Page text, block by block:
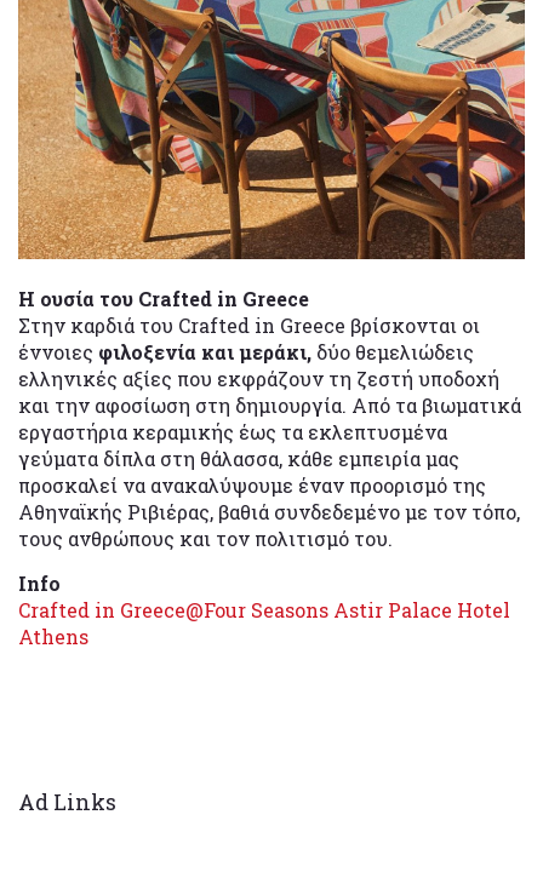
Η ουσία του Crafted in Greece
Στην καρδιά του Crafted in Greece βρίσκονται οι
έννοιες φιλοξενία και μεράκι, δύο θεμελιώδεις
ελληνικές αξίες που εκφράζουν τη ζεστή υποδοχή
και την αφοσίωση στη δημιουργία. Από τα βιωματικά
εργαστήρια κεραμικής έως τα εκλεπτυσμένα
γεύματα δίπλα στη θάλασσα, κάθε εμπειρία μας
προσκαλεί να ανακαλύψουμε έναν προορισμό της
Αθηναϊκής Ριβιέρας, βαθιά συνδεδεμένο με τον τόπο,
τους ανθρώπους και τον πολιτισμό του.
Info
Crafted in Greece@Four Seasons Astir Palace Hotel
Athens
Ad Links